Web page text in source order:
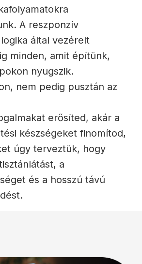
A reszponzív
által vezérelt
minden, amit építünk,
nyugszik.
nem pedig pusztán az
erősíted, akár a
készségeket finomítod,
úgy terveztük, hogy
a
és a hosszú távú